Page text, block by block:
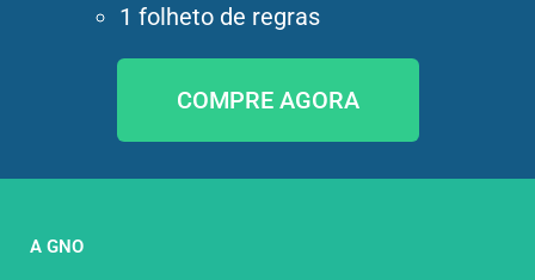
1 folheto de regras
COMPRE AGORA
A GNO